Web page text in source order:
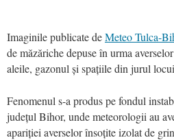
Imaginile publicate deMeteo Tulca-
de măzăriche depuse în urma
aleile, gazonul și spațiile din jurul
Fenomenul s-a produs pe fondul
județul Bihor, unde meteorologii au
apariției averselor însoțite izolat de